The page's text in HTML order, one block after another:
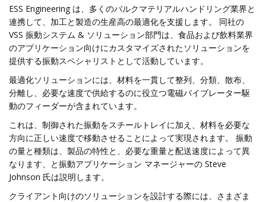
ESS Engineering は、多くのバルクマテリアルハンドリング業界と
連携して、加工と製造の生産高の最適化を支援します。 同社の
VSS 振動システム & ソリューション部門は、食品および飲料業界
のアプリケーション向けにカスタマイズされたソリューションを
提供する振動スペシャリストとして活動しています。
最適化ソリューションには、材料を一貫して整列、分類、散布、
分離し、必要な速度で供給するのに役立つ電磁バイブレーター駆
動のフィーダーが含まれています。
これは、制御された振動をスチールトレイに加え、材料を必要な
方向に正しい速度で移動させることによって実現されます。 振動
の量と種類は、製品の特性と、必要な重量と配送速度によって異
なります、と振動アプリケーション マネージャーの Steve
Johnson 氏は説明します。
クライアント向けのソリューションを設計する際には、さまざま